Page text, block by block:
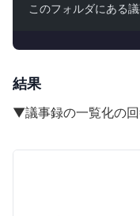
このフォルダにある
結果
▼議事録の一覧化の